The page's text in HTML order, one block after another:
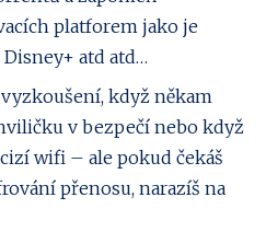
platforem jako je
Disney+ atd atd…
když někam
v bezpečí nebo když
wifi – ale pokud čekáš
přenosu, narazíš na